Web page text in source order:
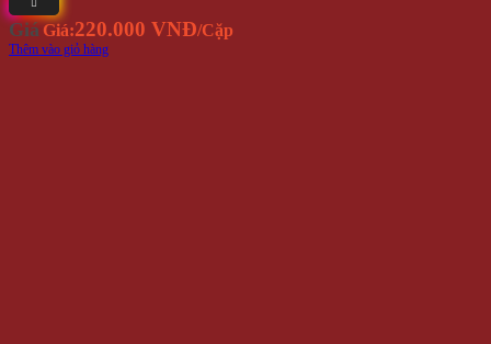
Giá Giá:220.000 VNĐ/Cặp
Thêm vào giỏ hàng